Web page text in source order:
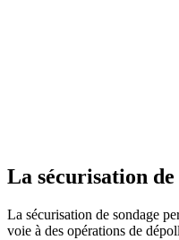
La sécurisation de
La sécurisation de sondage
voie à des opérations de